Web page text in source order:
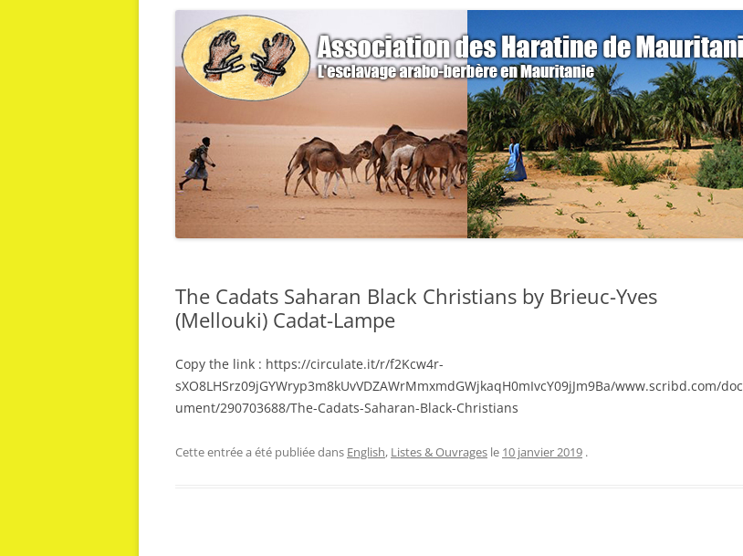
The Cadats Saharan Black Christians by Brieuc-Yves
(Mellouki) Cadat-Lampe
Copy the link : https://circulate.it/r/f2Kcw4r-
sXO8LHSrz09jGYWryp3m8kUvVDZAWrMmxmdGWjkaqH0mIvcY09jJm9Ba/www.scribd.com/doc
ument/290703688/The-Cadats-Saharan-Black-Christians
Cette entrée a été publiée dans English, Listes & Ouvrages le 10 janvier 2019 .